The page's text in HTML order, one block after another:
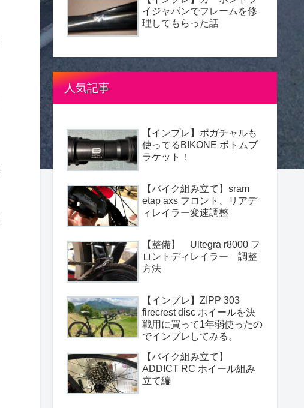
イジャパンでフレームを修
理してもらった話
人気記事
【インプレ】ポガチャルも
使ってるBIKONE ボトムブ
ラケット！
【バイク組み立て】sram
etap axs フロント、リアデ
ィレイラー変速調整
【整備】 Ultegra r8000 フ
ロントディレイラー 調整
方法
【インプレ】ZIPP 303
firecrest disc ホイールを決
戦用に買って1年弱使ったの
でインプレしてみる。
【バイク組み立て】
ADDICT RC ホイール組み
立て編